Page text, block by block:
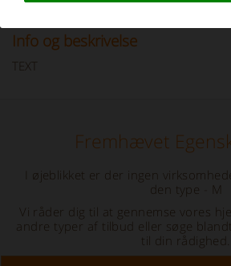
Info og beskrivelse
TEXT
Fremhævet
I øjeblikket er der ingen
den type
- M
Vi råder dig til at gennemse vores
andre typer af tilbud eller søge
til din rådighed.